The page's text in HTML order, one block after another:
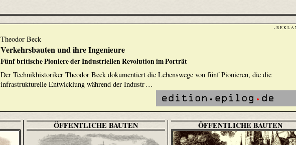
- R E K L A
Theodor Beck
Verkehrsbauten und ihre Ingenieure
Fünf britische Pioniere der Industriellen Revolution im Porträt
Der Technikhistoriker Theodor Beck dokumentiert die Lebenswege von fünf Pionieren, die die
infrastrukturelle Entwicklung während der Industr …
ÖFFENTLICHE BAUTEN ÖFFENTLICHE BAUTEN